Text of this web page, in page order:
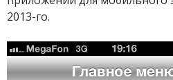
2013-го.